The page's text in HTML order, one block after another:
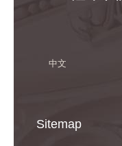
中文
Sitemap